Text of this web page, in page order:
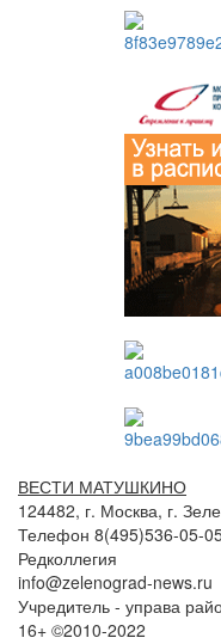
ВЕСТИ МАТУШКИНО
124482, г. Москва, г.
Телефон 8(495)536-05-
Редколлегия
info@zelenograd-news.ru
Учредитель - управа
16+ ©2010-2022